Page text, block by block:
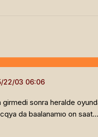
girmedi sonra heralde
da baalanamıo on